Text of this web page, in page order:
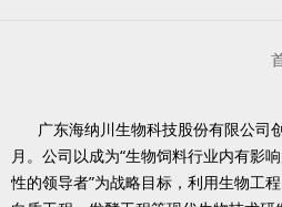
广东海纳川生物科技股份有限公司
月。公司以成为“生物饲料行业内有影
性的领导者”为战略目标，利用生物工